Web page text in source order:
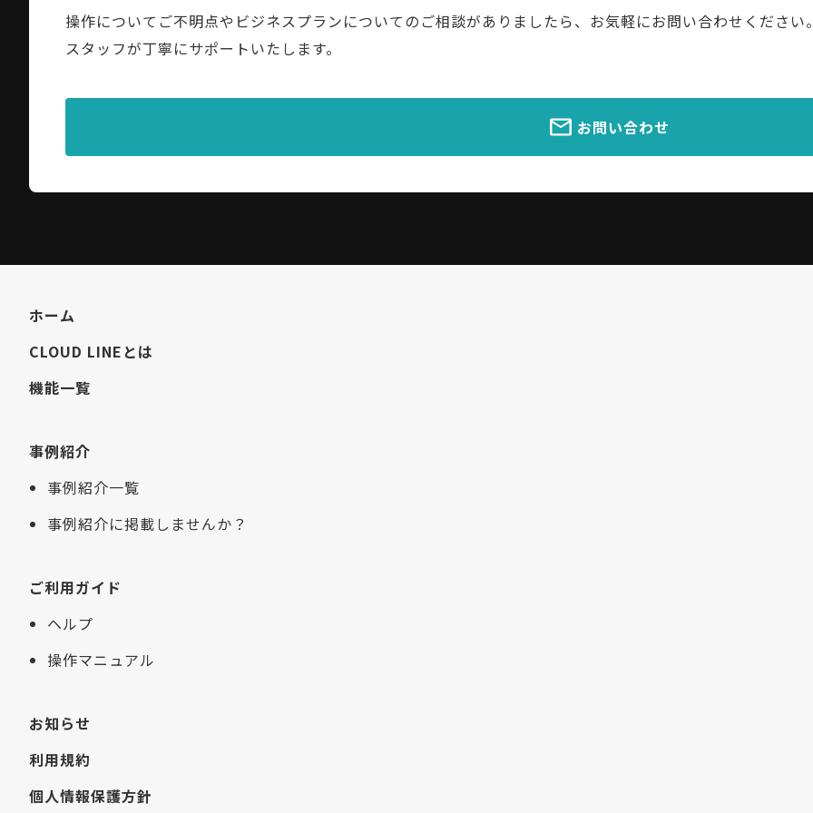
操作についてご不明点やビジネスプランについてのご相談がありましたら、お気軽にお問い合わせください
スタッフが丁寧にサポートいたします。
お問い合わせ
ホーム
CLOUD LINEとは
機能一覧
事例紹介
事例紹介一覧
事例紹介に掲載しませんか？
ご利用ガイド
ヘルプ
操作マニュアル
お知らせ
利用規約
個人情報保護方針